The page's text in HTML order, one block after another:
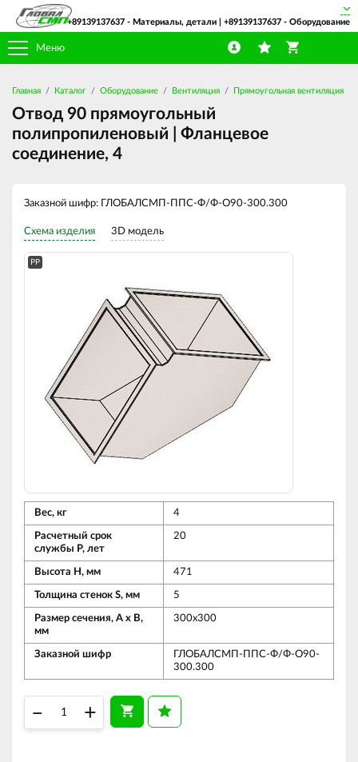
Меню
+89139137637 - Материалы, детали | +89139137637 - Оборудование
Главная Каталог Оборудование Вентиляция Прямоугольная вентиляция
Отвод 90 прямоугольный
полипропиленовый | Фланцевое
соединение, 4
Заказной шифр: ГЛОБАЛСМП-ППС-Ф/Ф-О90-300.300
Схема изделия 3D модель
PP
Вес, кг 4
Расчетный срок
службы Р, лет
20
Высота Н, мм 471
Толщина стенок S, мм 5
Размер сечения, А х В,
мм
300х300
Заказной шифр
ГЛОБАЛСМП-ППС-Ф/Ф-О90-
300.300
– +